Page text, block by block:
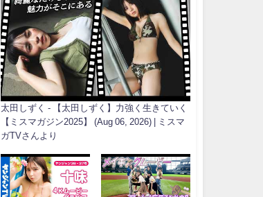
太田しずく - 【太田しずく】力強く生きていく
【ミスマガジン2025】 (Aug 06, 2026) | ミスマ
ガTVさんより